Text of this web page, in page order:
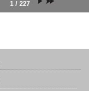
1 / 227